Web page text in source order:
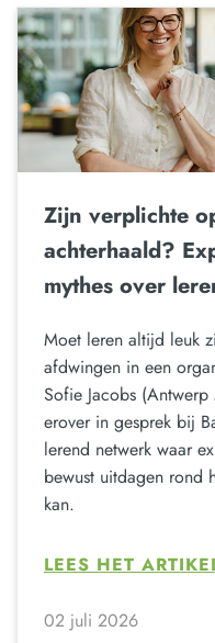
Zijn verplichte
achterhaald?
mythes over
Moet leren altijd leuk
afdwingen in een
Sofie Jacobs
erover in gesprek bij
lerend netwerk waar
bewust uitdagen rond
kan.
LEES HET
02 juli 2026